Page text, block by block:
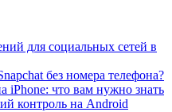
для социальных сетей в
без номера телефона?
iPhone: что вам нужно знать
контроль на Android